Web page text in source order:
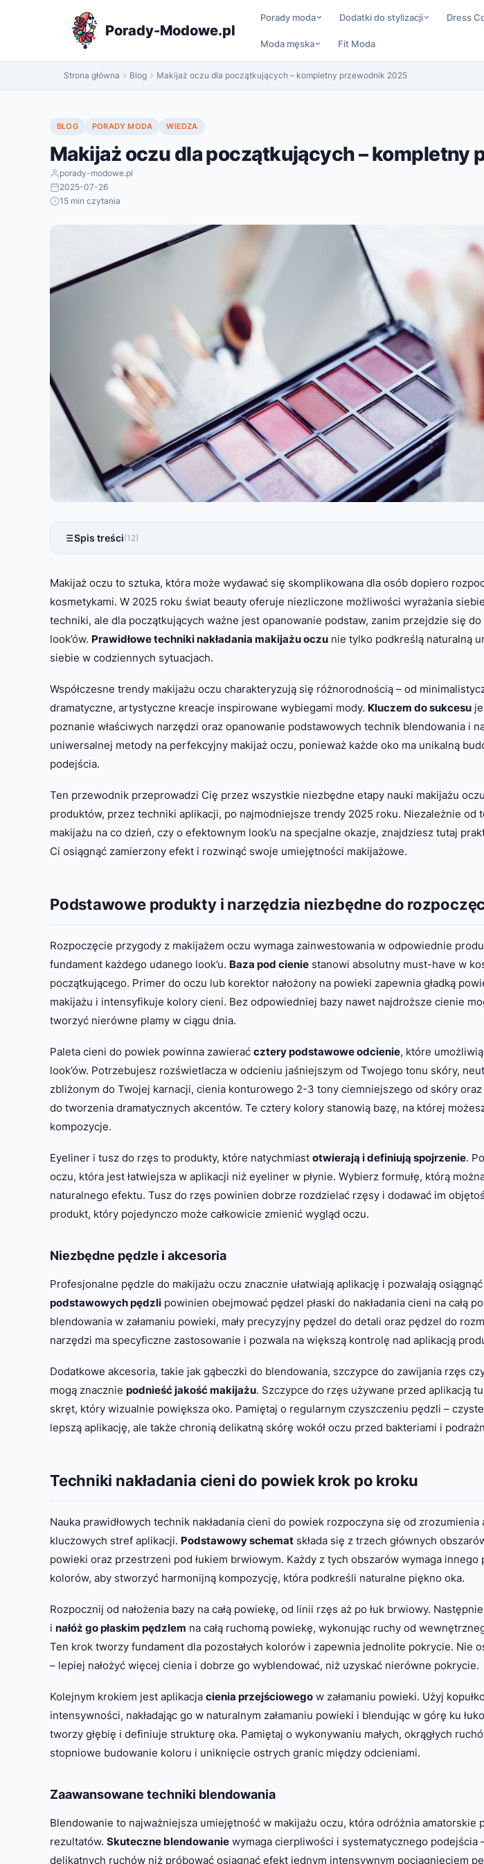
Porady-Modowe.pl
Porady moda Dodatki do stylizacji Dress
Moda męska Fit Moda
Strona główna Blog Makijaż oczu dla początkujących – kompletny przewodnik 2025
BLOG PORADY MODA WIEDZA
Makijaż oczu dla początkujących – kompletny
porady-modowe.pl
2025-07-26
15 min czytania
Spis treści(12)
Makijaż oczu to sztuka, która może wydawać się skomplikowana dla osób dopiero
kosmetykami. W 2025 roku świat beauty oferuje niezliczone możliwości wyrażania
techniki, ale dla początkujących ważne jest opanowanie podstaw, zanim przejdzie się
look’ów. Prawidłowe techniki nakładania makijażu oczu nie tylko podkreślą naturalną
siebie w codziennych sytuacjach.
Współczesne trendy makijażu oczu charakteryzują się różnorodnością – od
dramatyczne, artystyczne kreacje inspirowane wybiegami mody. Kluczem do sukcesu
poznanie właściwych narzędzi oraz opanowanie podstawowych technik blendowania i
uniwersalnej metody na perfekcyjny makijaż oczu, ponieważ każde oko ma unikalną
podejścia.
Ten przewodnik przeprowadzi Cię przez wszystkie niezbędne etapy nauki makijażu
produktów, przez techniki aplikacji, po najmodniejsze trendy 2025 roku. Niezależnie od
makijażu na co dzień, czy o efektownym look’u na specjalne okazje, znajdziesz tutaj
Ci osiągnąć zamierzony efekt i rozwinąć swoje umiejętności makijażowe.
Podstawowe produkty i narzędzia niezbędne do
Rozpoczęcie przygody z makijażem oczu wymaga zainwestowania w odpowiednie
fundament każdego udanego look’u. Baza pod cienie stanowi absolutny must-have w
początkującego. Primer do oczu lub korektor nałożony na powieki zapewnia gładką
makijażu i intensyfikuje kolory cieni. Bez odpowiedniej bazy nawet najdroższe cienie
tworzyć nierówne plamy w ciągu dnia.
Paleta cieni do powiek powinna zawierać cztery podstawowe odcienie, które
look’ów. Potrzebujesz rozświetlacza w odcieniu jaśniejszym od Twojego tonu skóry,
zbliżonym do Twojej karnacji, cienia konturowego 2-3 tony ciemniejszego od skóry
do tworzenia dramatycznych akcentów. Te cztery kolory stanowią bazę, na której
kompozycje.
Eyeliner i tusz do rzęs to produkty, które natychmiast otwierają i definiują spojrzenie.
oczu, która jest łatwiejsza w aplikacji niż eyeliner w płynie. Wybierz formułę, którą
naturalnego efektu. Tusz do rzęs powinien dobrze rozdzielać rzęsy i dodawać im
produkt, który pojedynczo może całkowicie zmienić wygląd oczu.
Niezbędne pędzle i akcesoria
Profesjonalne pędzle do makijażu oczu znacznie ułatwiają aplikację i pozwalają
podstawowych pędzli powinien obejmować pędzel płaski do nakładania cieni na całą
blendowania w załamaniu powieki, mały precyzyjny pędzel do detali oraz pędzel do
narzędzi ma specyficzne zastosowanie i pozwala na większą kontrolę nad aplikacją
Dodatkowe akcesoria, takie jak gąbeczki do blendowania, szczypce do zawijania rzęs
mogą znacznie podnieść jakość makijażu. Szczypce do rzęs używane przed aplikacją
skręt, który wizualnie powiększa oko. Pamiętaj o regularnym czyszczeniu pędzli –
lepszą aplikację, ale także chronią delikatną skórę wokół oczu przed bakteriami i
Techniki nakładania cieni do powiek krok po kroku
Nauka prawidłowych technik nakładania cieni do powiek rozpoczyna się od
kluczowych stref aplikacji. Podstawowy schemat składa się z trzech głównych
powieki oraz przestrzeni pod łukiem brwiowym. Każdy z tych obszarów wymaga
kolorów, aby stworzyć harmonijną kompozycję, która podkreśli naturalne piękno oka.
Rozpocznij od nałożenia bazy na całą powiekę, od linii rzęs aż po łuk brwiowy.
i nałóż go płaskim pędzlem na całą ruchomą powiekę, wykonując ruchy od
Ten krok tworzy fundament dla pozostałych kolorów i zapewnia jednolite pokrycie. Nie
– lepiej nałożyć więcej cienia i dobrze go wyblendować, niż uzyskać nierówne pokrycie.
Kolejnym krokiem jest aplikacja cienia przejściowego w załamaniu powieki. Użyj
intensywności, nakładając go w naturalnym załamaniu powieki i blendując w górę ku
tworzy głębię i definiuje strukturę oka. Pamiętaj o wykonywaniu małych, okrągłych
stopniowe budowanie koloru i uniknięcie ostrych granic między odcieniami.
Zaawansowane techniki blendowania
Blendowanie to najważniejsza umiejętność w makijażu oczu, która odróżnia amatorskie
rezultatów. Skuteczne blendowanie wymaga cierpliwości i systematycznego podejścia
delikatnych ruchów niż próbować osiągnąć efekt jednym intensywnym pociągnięciem